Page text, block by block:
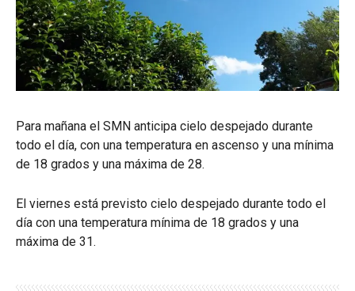
Para mañana el SMN anticipa cielo despejado durante
todo el día, con una temperatura en ascenso y una mínima
de 18 grados y una máxima de 28.
El viernes está previsto cielo despejado durante todo el
día con una temperatura mínima de 18 grados y una
máxima de 31.